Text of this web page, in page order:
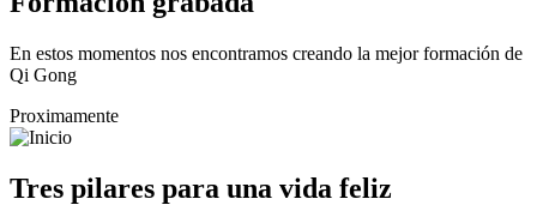
En estos momentos nos encontramos creando la mejor formación de
Qi Gong
Proximamente
Tres pilares para una vida feliz